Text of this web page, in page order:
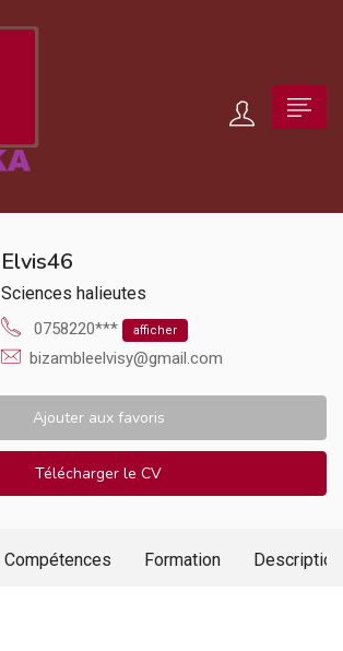
Elvis46
Sciences halieutes
0758220*** afficher
bizambleelvisy@gmail.com
Ajouter aux favoris
Télécharger le CV
Compétences Formation Description